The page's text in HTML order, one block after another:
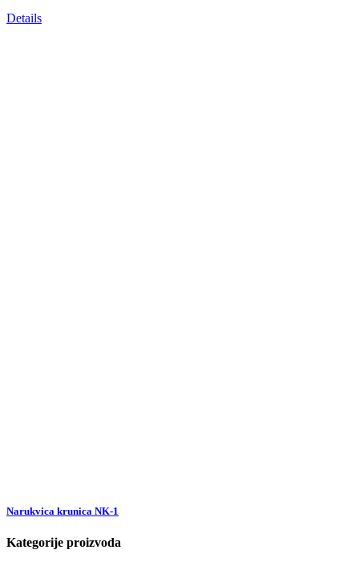
Details
Narukvica krunica NK-1
Kategorije proizvoda